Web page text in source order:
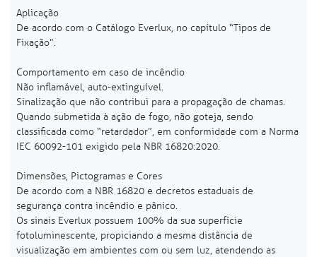
Aplicação
De acordo com o Catálogo Everlux, no capítulo “Tipos de
Fixação”.
Comportamento em caso de incêndio
Não inflamável, auto-extinguível.
Sinalização que não contribui para a propagação de chamas.
Quando submetida à ação de fogo, não goteja, sendo
classificada como “retardador”, em conformidade com a Norma
IEC 60092-101 exigido pela NBR 16820:2020.
Dimensões, Pictogramas e Cores
De acordo com a NBR 16820 e decretos estaduais de
segurança contra incêndio e pânico.
Os sinais Everlux possuem 100% da sua superfície
fotoluminescente, propiciando a mesma distância de
visualização em ambientes com ou sem luz, atendendo as